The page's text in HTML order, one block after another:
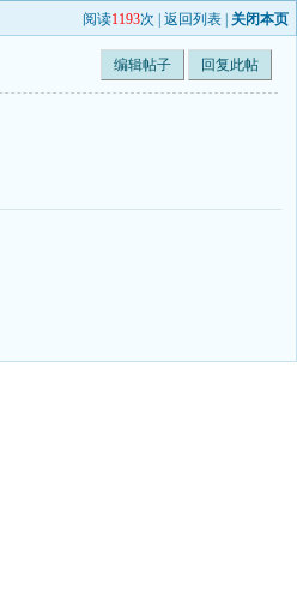
阅读1193次 | 返回列表 关闭本页
编辑帖子 回复此帖